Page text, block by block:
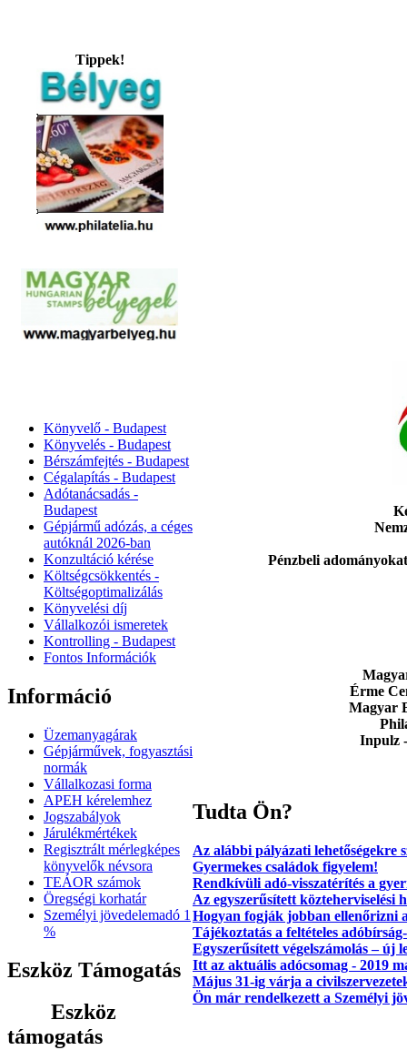
Tippek!
Könyvelő - Budapest
Könyvelés - Budapest
Bérszámfejtés - Budapest
Cégalapítás - Budapest
Adótanácsadás -
Budapest
Gépjármű adózás, a céges
autóknál 2026‑ban
Konzultáció kérése
Költségcsökkentés -
Költségoptimalizálás
Könyvelési díj
Vállalkozói ismeretek
Kontrolling - Budapest
Fontos Információk
Információ
Üzemanyagárak
Gépjárművek, fogyasztási
normák
Vállalkozasi forma
APEH kérelemhez
Jogszabályok
Járulékmértékek
Regisztrált mérlegképes
könyvelők névsora
TEÁOR számok
Öregségi korhatár
Személyi jövedelemadó 1
%
Eszköz Támogatás
Eszköz
támogatás
Pénzbeli
Érme
Magyar
Inpulz
Tudta Ön?
Az alábbi pályázati lehetőségekre
Gyermekes családok figyelem!
Rendkívüli adó-visszatérítés a
Az egyszerűsített közteherviselési
Hogyan fogják jobban ellenőrizni
Tájékoztatás a feltételes
Egyszerűsített végelszámolás – új
Itt az aktuális adócsomag - 2019
Május 31-ig várja a
Ön már rendelkezett a Személyi